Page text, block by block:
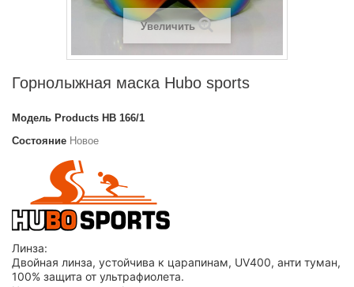
Увеличить
Горнолыжная маска Hubo sports
Модель Products HB 166/1
Состояние Новое
Линза:
Двойная линза, устойчива к царапинам, UV400, анти туман,
100% защита от ультрафиолета.